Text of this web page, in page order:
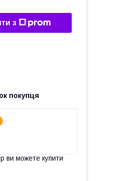
з
покупця
ви можете купити